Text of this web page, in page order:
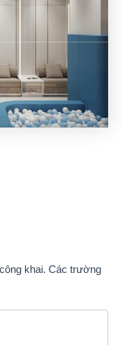
khai. Các trường